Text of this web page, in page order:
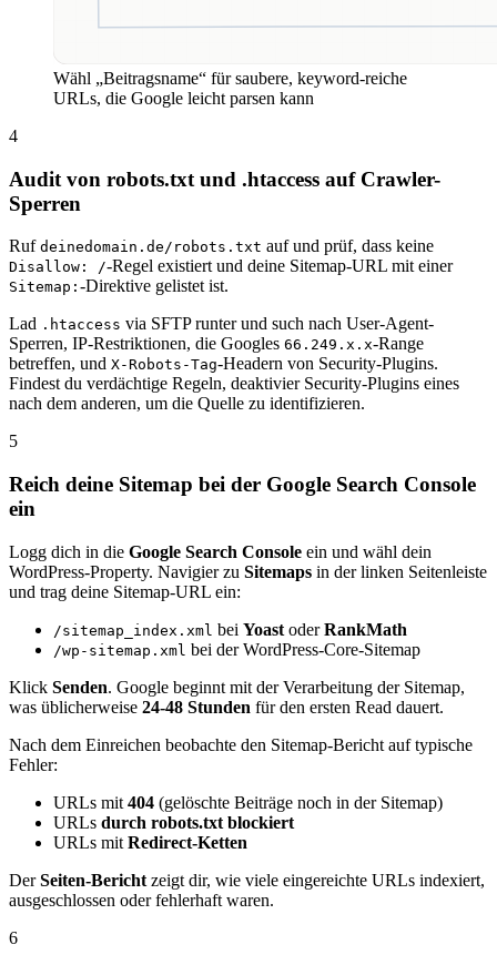
Wähl „Beitragsname“ für saubere, keyword-reiche
URLs, die Google leicht parsen kann
4
Audit von robots.txt und .htaccess auf Crawler-
Sperren
Ruf deinedomain.de/robots.txt auf und prüf, dass keine
Disallow: /-Regel existiert und deine Sitemap-URL mit einer
Sitemap: -Direktive gelistet ist.
Lad .htaccess via SFTP runter und such nach User-Agent-
Sperren, IP-Restriktionen, die Googles 66.249.x.x-Range
betreffen, und X-Robots-Tag-Headern von Security-Plugins.
Findest du verdächtige Regeln, deaktivier Security-Plugins eines
nach dem anderen, um die Quelle zu identifizieren.
5
Reich deine Sitemap bei der Google Search Console
ein
Logg dich in die Google Search Console ein und wähl dein
WordPress-Property. Navigier zu Sitemaps in der linken Seitenleiste
und trag deine Sitemap-URL ein:
/sitemap_index.xml bei Yoast oderRankMath
/wp-sitemap.xml bei der WordPress-Core-Sitemap
Klick Senden. Google beginnt mit der Verarbeitung der Sitemap,
was üblicherweise 24-48 Stunden für den ersten Read dauert.
Nach dem Einreichen beobachte den Sitemap-Bericht auf typische
Fehler:
URLs mit 404 (gelöschte Beiträge noch in der Sitemap)
URLs durch robots.txt blockiert
URLs mit Redirect-Ketten
DerSeiten-Bericht zeigt dir, wie viele eingereichte URLs indexiert,
ausgeschlossen oder fehlerhaft waren.
6